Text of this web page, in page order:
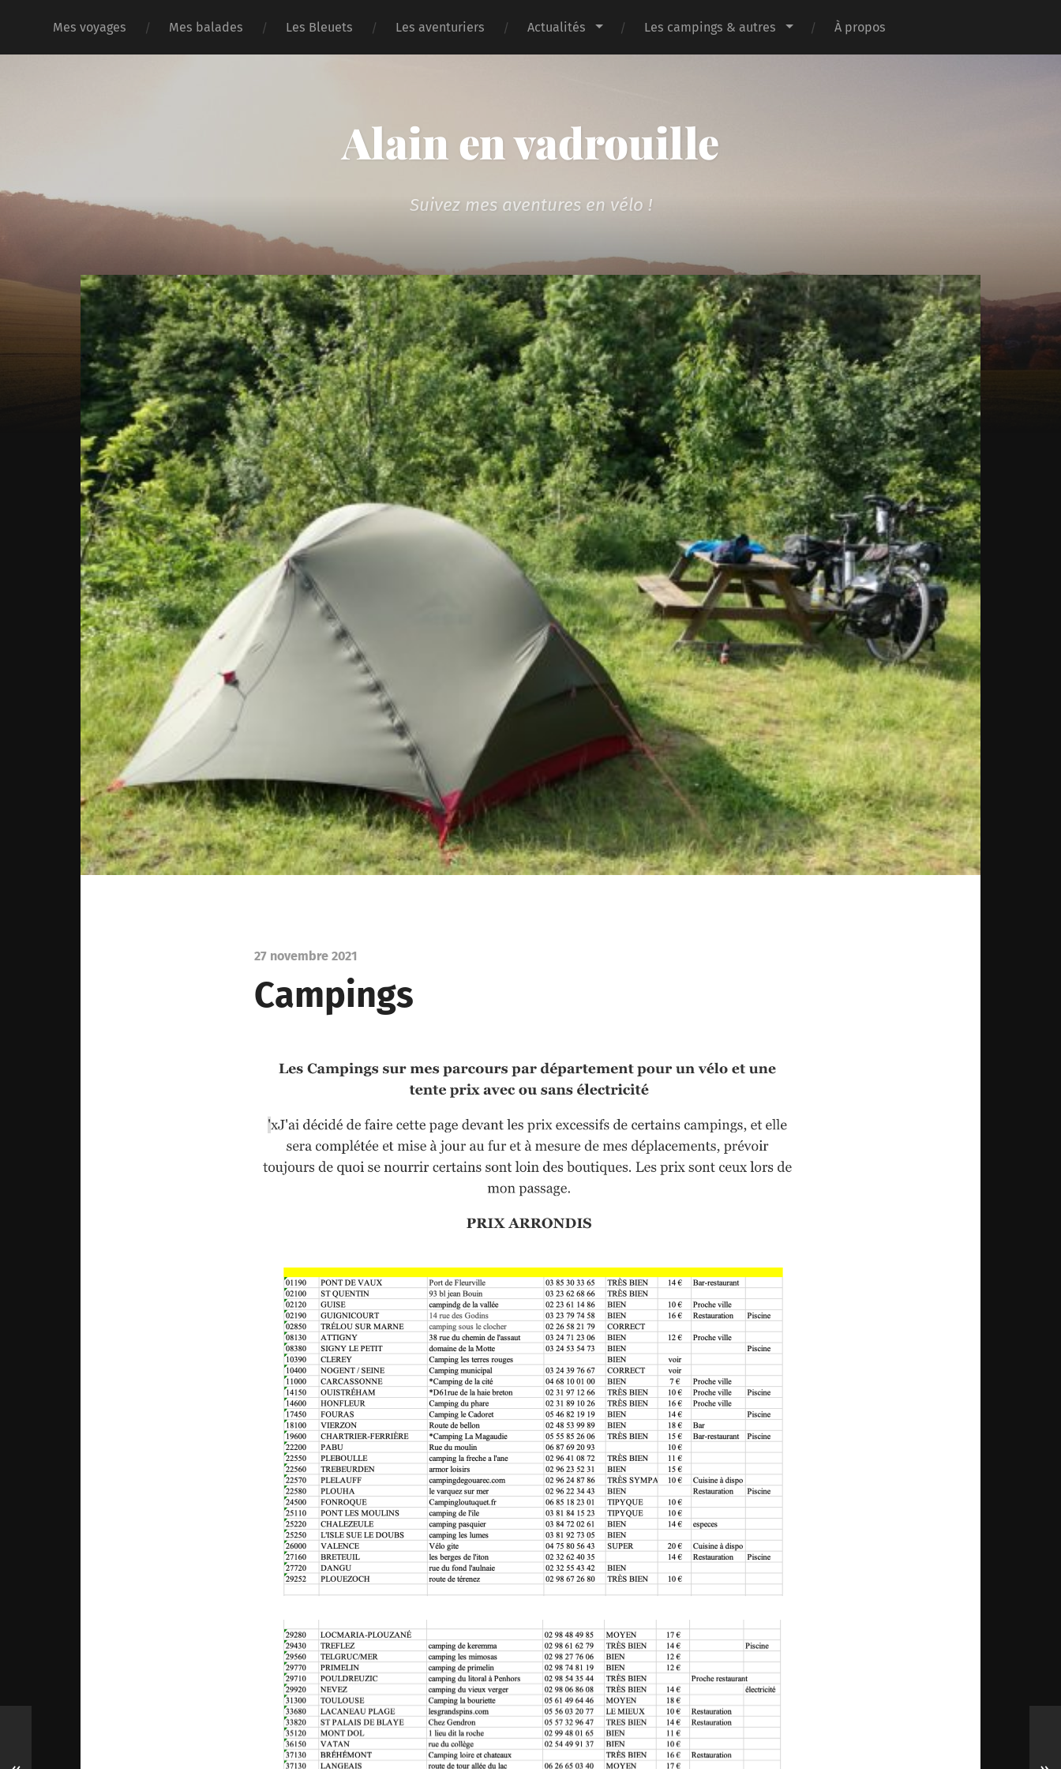
Mes voyages Mes balades Les Bleuets Les aventuriers Actualités Les campings & autres À propos
Alain en vadrouille
Suivez mes aventures en vélo !
27 novembre 2021
Campings